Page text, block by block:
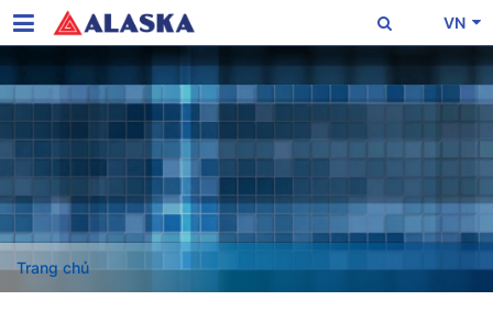
VN
Trang chủ